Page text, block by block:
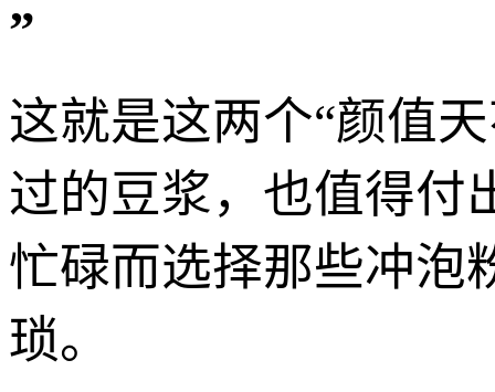
”
这就是这两个“颜值
过的豆浆，也值得付
忙碌而选择那些冲泡
琐。